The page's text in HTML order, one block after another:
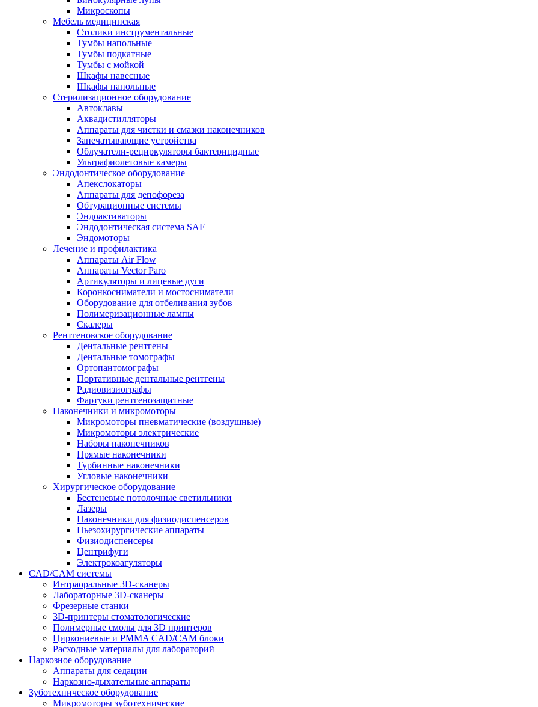
Микроскопы
Мебель медицинская
Столики инструментальные
Тумбы напольные
Тумбы подкатные
Тумбы с мойкой
Шкафы навесные
Шкафы напольные
Стерилизационное оборудование
Автоклавы
Аквадистилляторы
Аппараты для чистки и смазки наконечников
Запечатывающие устройства
Облучатели-рециркуляторы бактерицидные
Ультрафиолетовые камеры
Эндодонтическое оборудование
Апекслокаторы
Аппараты для депофореза
Обтурационные системы
Эндоактиваторы
Эндодонтическая система SAF
Эндомоторы
Лечение и профилактика
Аппараты Air Flow
Аппараты Vector Paro
Артикуляторы и лицевые дуги
Коронкосниматели и мостосниматели
Оборудование для отбеливания зубов
Полимеризационные лампы
Скалеры
Рентгеновское оборудование
Дентальные рентгены
Дентальные томографы
Ортопантомографы
Портативные дентальные рентгены
Радиовизиографы
Фартуки рентгенозащитные
Наконечники и микромоторы
Микромоторы пневматические (воздушные)
Микромоторы электрические
Наборы наконечников
Прямые наконечники
Турбинные наконечники
Угловые наконечники
Хирургическое оборудование
Бестеневые потолочные светильники
Лазеры
Наконечники для физиодиспенсеров
Пьезохирургические аппараты
Физиодиспенсеры
Центрифуги
Электрокоагуляторы
CAD/CAM системы
Интраоральные 3D-сканеры
Лабораторные 3D-сканеры
Фрезерные станки
3D-принтеры стоматологические
Полимерные смолы для 3D принтеров
Циркониевые и PMMA CAD/CAM блоки
Расходные материалы для лабораторий
Наркозное оборудование
Аппараты для седации
Наркозно-дыхательные аппараты
Зуботехническое оборудование
Микромоторы зуботехнические